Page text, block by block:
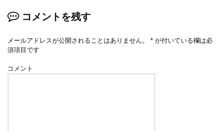
コメントを残す
メールアドレスが公開されることはありません。 * が付いている欄は必
須項目です
コメント